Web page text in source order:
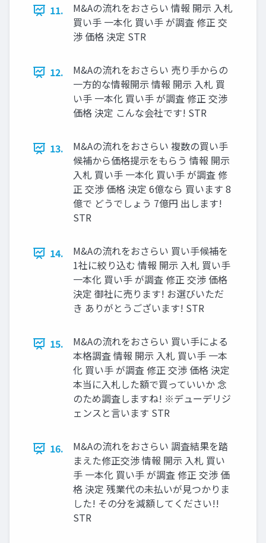
11.
M&Aの流れをおさらい 情報 開示 入札
買い手 一本化 買い手 が調査 修正 交
渉 価格 決定 STR
12.
M&Aの流れをおさらい 売り手からの
一方的な情報開示 情報 開示 入札 買
い手 一本化 買い手 が調査 修正 交渉
価格 決定 こんな会社です! STR
13.
M&Aの流れをおさらい 複数の買い手
候補から価格提示をもらう 情報 開示
入札 買い手 一本化 買い手 が調査 修
正 交渉 価格 決定 6億なら 買います 8
億で どうでしょう 7億円 出します!
STR
14.
M&Aの流れをおさらい 買い手候補を
1社に絞り込む 情報 開示 入札 買い手
一本化 買い手 が調査 修正 交渉 価格
決定 御社に売ります! お選びいただ
き ありがとうございます! STR
15.
M&Aの流れをおさらい 買い手による
本格調査 情報 開示 入札 買い手 一本
化 買い手 が調査 修正 交渉 価格 決定
本当に入札した額で買っていいか 念
のため調査しますね! ※デューデリジ
ェンスと言います STR
16.
M&Aの流れをおさらい 調査結果を踏
まえた修正交渉 情報 開示 入札 買い
手 一本化 買い手 が調査 修正 交渉 価
格 決定 残業代の未払いが見つかりま
した! その分を減額してください!!
STR